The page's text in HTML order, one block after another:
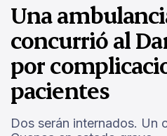
Una
concurrió al
por
pacientes
Dos serán internados. Un